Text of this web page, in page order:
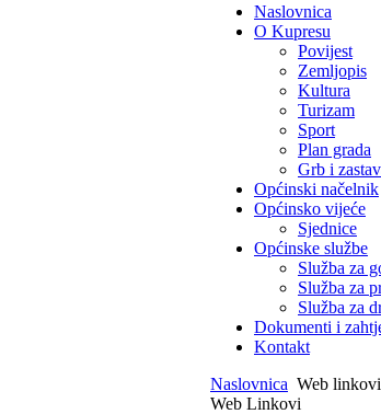
Naslovnica
O Kupresu
Povijest
Zemljopis
Kultura
Turizam
Sport
Plan grada
Grb i
Općinski načelnik
Općinsko vijeće
Sjednice
Općinske službe
Služba za
Služba za
Služba za
Dokumenti i
Kontakt
Naslovnica Web linkovi
Web Linkovi